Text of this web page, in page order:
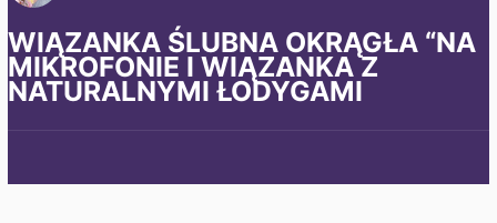
WIĄZANKA ŚLUBNA OKRĄGŁA “NA
MIKROFONIE I WIĄZANKA Z
NATURALNYMI ŁODYGAMI